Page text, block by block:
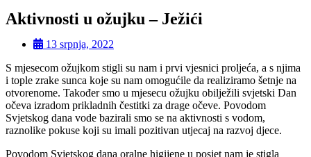
Aktivnosti u ožujku – Ježići
13 srpnja, 2022
S mjesecom ožujkom stigli su nam i prvi vjesnici proljeća, a s njima
i tople zrake sunca koje su nam omogućile da realiziramo šetnje na
otvorenome. Također smo u mjesecu ožujku obilježili svjetski Dan
očeva izradom prikladnih čestitki za drage očeve. Povodom
Svjetskog dana vode bazirali smo se na aktivnosti s vodom,
raznolike pokuse koji su imali pozitivan utjecaj na razvoj djece.
Povodom Svjetskog dana oralne higijene u posjet nam je stigla